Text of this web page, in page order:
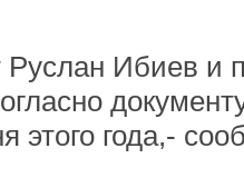
Руслан Ибиев и
этого года,-